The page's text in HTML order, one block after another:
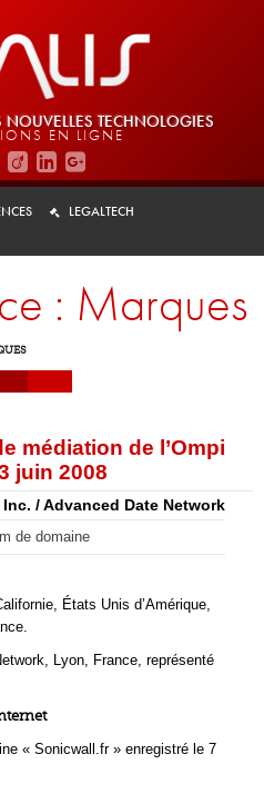
NOUVELLES TECHNOLOGIES
EN LIGNE
LEGALTECH
: Marques
médiation de l’Ompi
juin 2008
/ Advanced Date Network
de domaine
États Unis d’Amérique,
Lyon, France, représenté
« Sonicwall.fr » enregistré le 7